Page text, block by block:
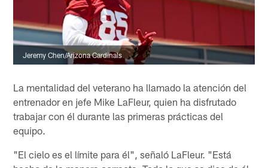
Jeremy Chen/Arizona Cardinals
La mentalidad del veterano ha llamado la atención del
entrenador en jefe Mike LaFleur, quien ha disfrutado
trabajar con él durante las primeras prácticas del
equipo.
"El cielo es el límite para él", señaló LaFleur. "Está